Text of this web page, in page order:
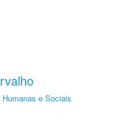
e Sociais